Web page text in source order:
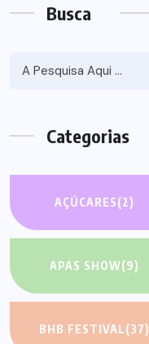
Busca
Categorias
AÇÚCARES(2)
APAS SHOW(9)
BHB FESTIVAL(37)